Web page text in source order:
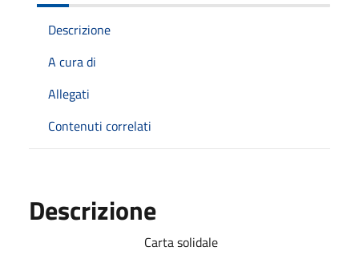
Descrizione
A cura di
Allegati
Contenuti correlati
Descrizione
Carta solidale